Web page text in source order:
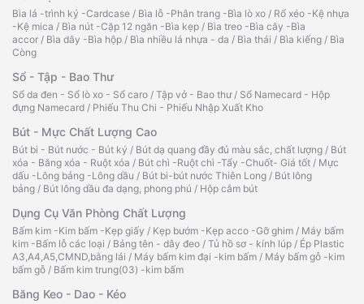
Bìa lá -trình ký -Cardcase / Bìa lỗ -Phân trang -Bìa lò xo / Rổ xéo -Kệ nhựa
-Kệ mica / Bìa nút -Cặp 12 ngăn -Bìa kẹp / Bìa treo -Bìa cây -Bìa
accor / Bìa dây -Bìa hộp / Bìa nhiều lá nhựa - da / Bìa thái / Bìa kiếng / Bìa
Còng
Sổ - Tập - Bao Thư
Sổ da đen - Sổ lò xo - Sổ caro / Tập vở - Bao thư/ Sổ Namecard - Hộp
đựng Namecard / Phiếu Thu Chi - Phiếu Nhập Xuất Kho
Bút - Mực Chất Lượng Cao
Bút bi - Bút nước - Bút ký / Bút dạ quang đầy đủ màu sắc, chất lượng / Bút
xóa - Băng xóa - Ruột xóa / Bút chì -Ruột chì -Tẩy -Chuốt- Giá tốt / Mực
dấu -Lông bảng -Lông dầu / Bút bi-bút nước Thiên Long / Bút lông
bảng / Bút lông dầu đa dạng, phong phú / Hộp cắm bút
Dụng Cụ Văn Phòng Chất Lượng
Bấm kim -Kim bấm -Kẹp giấy / Kẹp bướm -Kẹp acco -Gỡ ghim / Máy bấm
kim -Bấm lỗ các loại / Bảng tên - dây đeo / Tủ hồ sơ - kính lúp / Ép Plastic
A3,A4,A5,CMND,bằng lái / Máy bấm kim đại -kim bấm / Máy bấm gỗ -kim
bấm gỗ / Bấm kim trung(03) -kim bấm
Băng Keo - Dao - Kéo